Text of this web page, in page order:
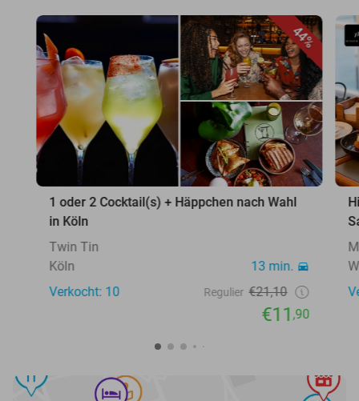
44%
1 oder 2 Cocktail(s) + Häppchen nach Wahl
in Köln
Twin Tin
Köln
13 min.
Verkocht: 10
Regulier €21,10
€11,90